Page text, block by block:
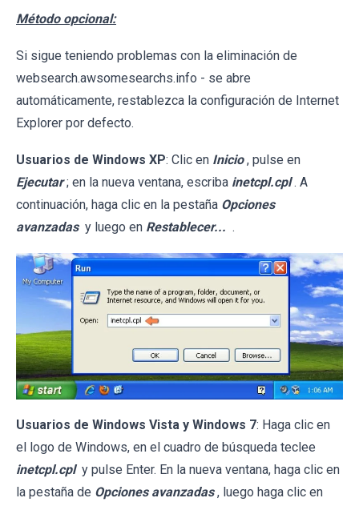
Método opcional:
Si sigue teniendo problemas con la eliminación de
websearch.awsomesearchs.info - se abre
automáticamente, restablezca la configuración de Internet
Explorer por defecto.
Usuarios de Windows XP: Clic en Inicio , pulse en
Ejecutar ; en la nueva ventana, escriba inetcpl.cpl . A
continuación, haga clic en la pestaña Opciones
avanzadas y luego en Restablecer... .
Usuarios de Windows Vista y Windows 7: Haga clic en
el logo de Windows, en el cuadro de búsqueda teclee
inetcpl.cpl y pulse Enter. En la nueva ventana, haga clic en
la pestaña de Opciones avanzadas , luego haga clic en